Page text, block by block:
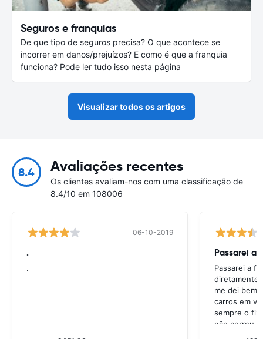
Seguros e franquias
De que tipo de seguros precisa? O que acontece se
incorrer em danos/prejuízos? E como é que a franquia
funciona? Pode ler tudo isso nesta página
Visualizar todos os artigos
8.4 Avaliações recentes
Os clientes avaliam-nos com uma classificação de
8.4/10 em 108006
06-10-2019
.
.
Passarei a
Passarei a
diretamente
me dei bem
carros em
sempre o fiz
não correu